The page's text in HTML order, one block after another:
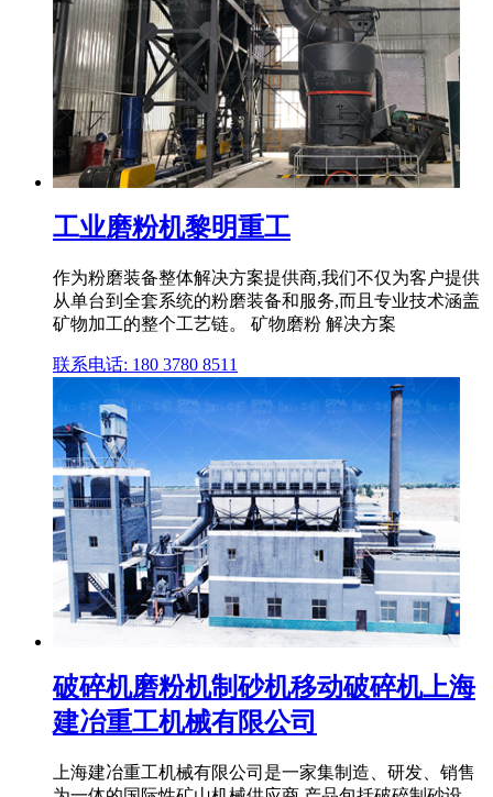
工业磨粉机黎明重工
作为粉磨装备整体解决方案提供商,我们不仅为客户提供
从单台到全套系统的粉磨装备和服务,而且专业技术涵盖
矿物加工的整个工艺链。 矿物磨粉 解决方案
联系电话: 180 3780 8511
破碎机磨粉机制砂机移动破碎机上海
建冶重工机械有限公司
上海建冶重工机械有限公司是一家集制造、研发、销售